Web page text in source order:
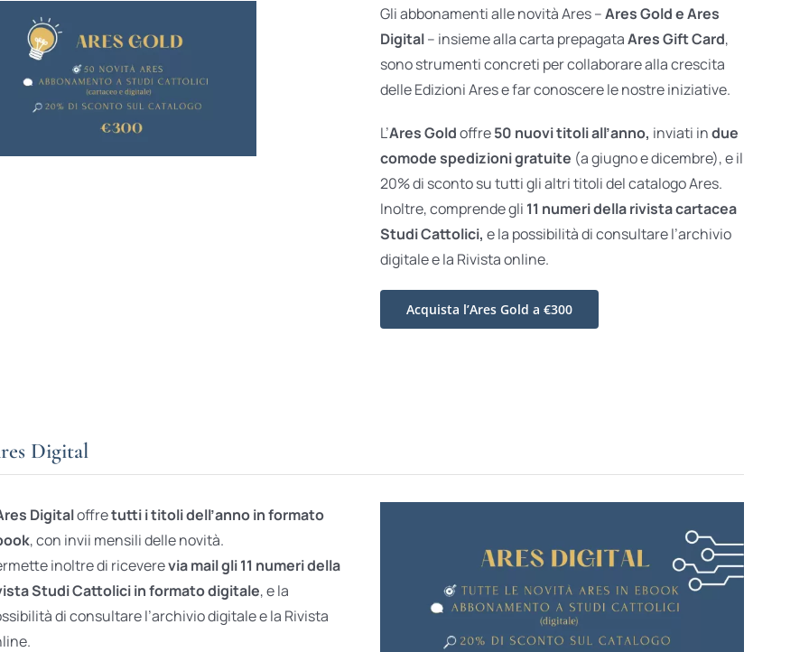
Gli abbonamenti alle novità Ares –Ares Gold e Ares
Digital– insieme alla carta prepagataAres Gift Card,
sono strumenti concreti per collaborare alla crescita
delle Edizioni Ares e far conoscere le nostre iniziative.
L’Ares Goldoffre50 nuovi titoli all’anno, inviati indue
comode spedizioni gratuite (a giugno e dicembre), e il
20% di sconto su tutti gli altri titoli del catalogo Ares.
Inoltre, comprende gli 11 numeri della rivista cartacea
Studi Cattolici, e la possibilità di consultare l’archivio
digitale e la Rivista online.
Acquista l’Ares Gold a €300
Digital
Digitaloffretutti i titoli dell’anno in formato
, con invii mensili delle novità.
inoltre di riceverevia mail gli 11 numeri della
Studi Cattolici in formato digitale, e la
di consultare l’archivio digitale e la Rivista